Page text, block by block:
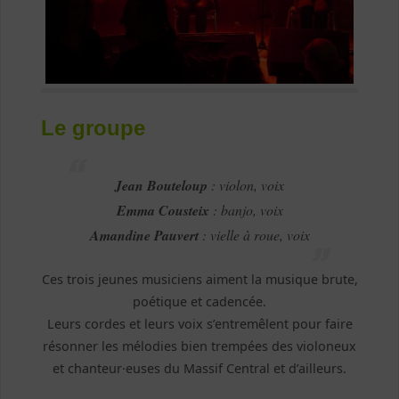
Le groupe
Jean Bouteloup : violon, voix
Emma Cousteix : banjo, voix
Amandine Pauvert: vielle à roue, voix
Ces trois jeunes musiciens aiment la musique brute,
poétique et cadencée.
Leurs cordes et leurs voix s’entremêlent pour faire
résonner les mélodies bien trempées des violoneux
et chanteur·euses du Massif Central et d’ailleurs.